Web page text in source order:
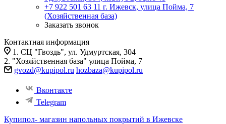
+7 922 501 63 11 г. Ижевск, улица Пойма, 7
(Хозяйственная база)
Заказать звонок
Контактная информация
1. СЦ "Гвоздь", ул. Удмуртская, 304
2. "Хозяйственная база" улица Пойма, 7
gvozd@kupipol.ru hozbaza@kupipol.ru
Вконтакте
Telegram
Купипол- магазин напольных покрытий в Ижевске